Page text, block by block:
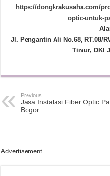
https://dongkrakusaha.com/
optic-untuk-
Jl. Pengantin Ali No.68, RT.08/
Timur, DKI
Previous
Jasa Instalasi Fiber Optic
Bogor
Advertisement